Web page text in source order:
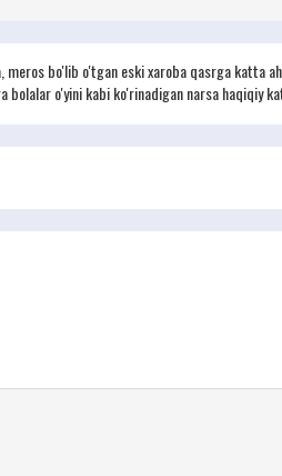
bo'lib o'tgan eski xaroba qasrga katta
o'yini kabi ko'rinadigan narsa haqiqiy